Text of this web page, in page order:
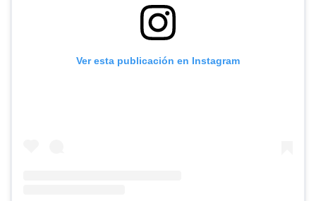
Ver esta publicación en Instagram